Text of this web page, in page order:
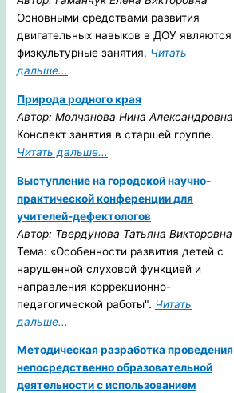
Основными средствами развития
двигательных навыков в ДОУ являются
физкультурные занятия. Читать
дальше...
Природа родного края
Автор: Молчанова Нина Александровна
Конспект занятия в старшей группе.
Читать дальше...
Выступление на городской научно-
практической конференции для
учителей-дефектологов
Автор: Твердунова Татьяна Викторовна
Тема: «Особенности развития детей с
нарушенной слуховой функцией и
направления коррекционно-
педагогической работы". Читать
дальше...
Методическая разработка проведения
непосредственно образовательной
деятельности с использованием